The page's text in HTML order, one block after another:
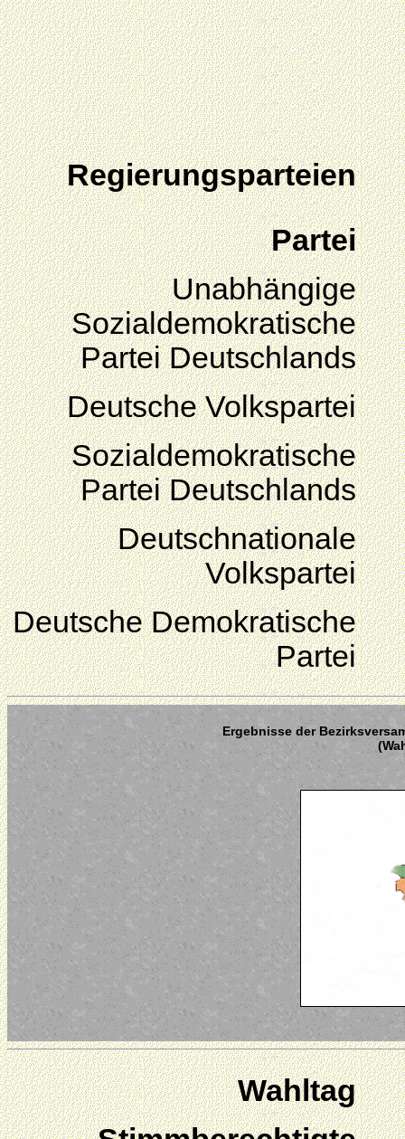
Regierungsparteien
Partei
Unabhängige
Sozialdemokratische
Partei Deutschlands
Deutsche Volkspartei
Sozialdemokratische
Partei Deutschlands
Deutschnationale
Volkspartei
Deutsche Demokratische
Partei
Ergebnisse der
Wahltag